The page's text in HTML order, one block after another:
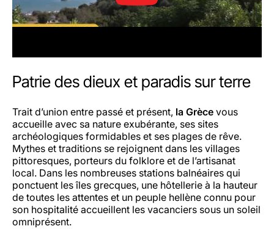
Patrie des dieux et paradis sur terre
Trait d’union entre passé et présent, la Grèce vous
accueille avec sa nature exubérante, ses sites
archéologiques formidables et ses plages de rêve.
Mythes et traditions se rejoignent dans les villages
pittoresques, porteurs du folklore et de l’artisanat
local. Dans les nombreuses stations balnéaires qui
ponctuent les îles grecques, une hôtellerie à la hauteur
de toutes les attentes et un peuple hellène connu pour
son hospitalité accueillent les vacanciers sous un soleil
omniprésent.